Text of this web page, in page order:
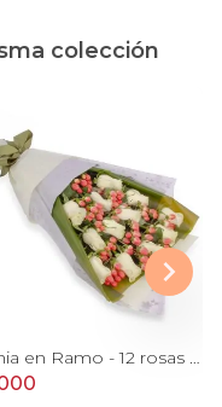
colección
Antonia en Ramo - 12 rosas ecuatorianas blanco e hypericum